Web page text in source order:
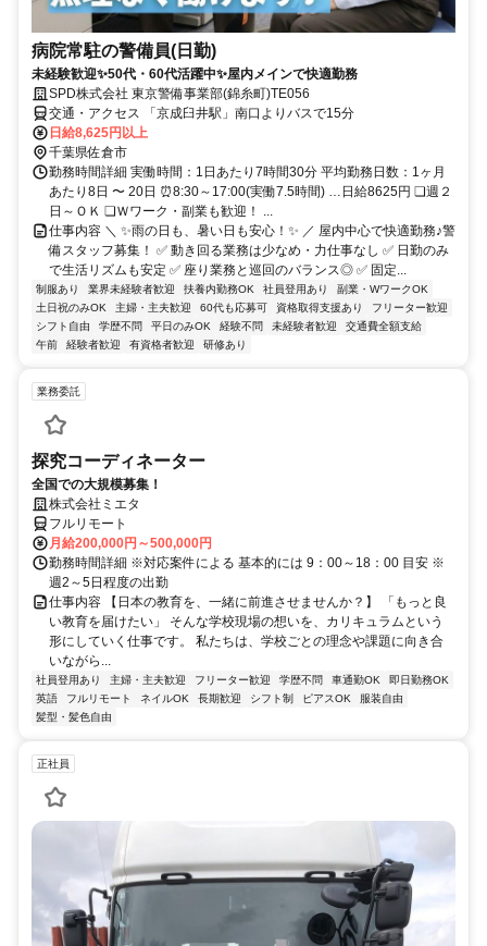
病院常駐の警備員(日勤)
未経験歓迎✨50代・60代活躍中✨屋内メインで快適勤務
SPD株式会社 東京警備事業部(錦糸町)TE056
交通・アクセス 「京成臼井駅」南口よりバスで15分
日給8,625円以上
千葉県佐倉市
勤務時間詳細 実働時間：1日あたり7時間30分 平均勤務日数：1ヶ月
あたり8日 〜 20日 ⏰8:30～17:00(実働7.5時間) …日給8625円 ❏週２
日～ＯＫ ❏Ｗワーク・副業も歓迎！ ...
仕事内容 ＼ ✨雨の日も、暑い日も安心！✨ ／ 屋内中心で快適勤務♪警
備スタッフ募集！ ✅ 動き回る業務は少なめ・力仕事なし ✅ 日勤のみ
で生活リズムも安定 ✅ 座り業務と巡回のバランス◎ ✅ 固定...
制服あり 業界未経験者歓迎 扶養内勤務OK 社員登用あり
副業・WワークOK
土日祝のみOK
主婦・主夫歓迎 60代も応募可 資格取得支援あり
フリーター歓迎
シフト自由
学歴不問 平日のみOK 経験不問 未経験者歓迎
交通費全額支給
午前
経験者歓迎 有資格者歓迎 研修あり
業務委託
探究コーディネーター
全国での大規模募集！
株式会社ミエタ
フルリモート
月給200,000円～500,000円
勤務時間詳細 ※対応案件による 基本的には 9：00～18：00 目安 ※
週2～5日程度の出勤
仕事内容 【日本の教育を、一緒に前進させませんか？】 「もっと良
い教育を届けたい」 そんな学校現場の想いを、カリキュラムという
形にしていく仕事です。 私たちは、学校ごとの理念や課題に向き合
いながら...
社員登用あり 主婦・主夫歓迎 フリーター歓迎 学歴不問 車通勤OK
即日勤務OK
英語
フルリモート ネイルOK 長期歓迎 シフト制 ピアスOK
服装自由
髪型・髪色自由
正社員